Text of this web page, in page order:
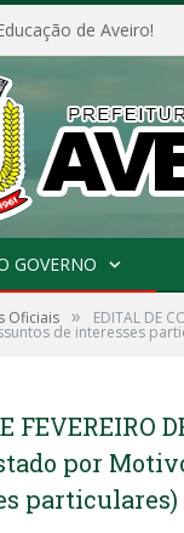
de Aveiro!
GOVERNO
Oficiais » EDITAL DE
de interesses
FEVEREIRO
por
particulares)